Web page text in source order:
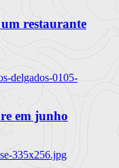
restaurante
delgados-0105-
em junho
335x256.jpg